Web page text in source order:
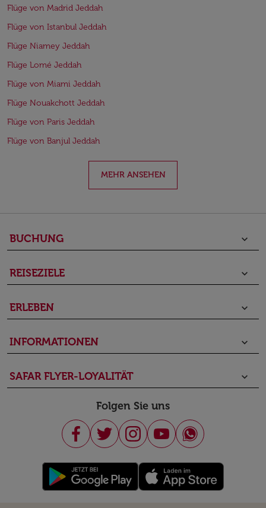
Flüge von Madrid Jeddah
Flüge von Istanbul Jeddah
Flüge Niamey Jeddah
Flüge Lomé Jeddah
Flüge von Miami Jeddah
Flüge Nouakchott Jeddah
Flüge von Paris Jeddah
Flüge von Banjul Jeddah
MEHR ANSEHEN
BUCHUNG keyboard_arrow_down
REISEZIELE keyboard_arrow_down
ERLEBEN keyboard_arrow_down
INFORMATIONEN keyboard_arrow_down
SAFAR FLYER-LOYALITÄT keyboard_arrow_down
Folgen Sie uns